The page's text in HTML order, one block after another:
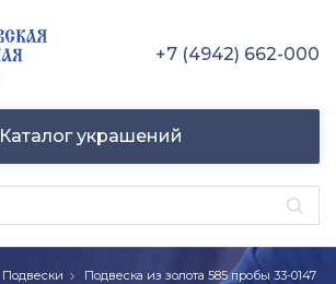
+7 (4942) 662-000
Каталог украшений
Подвески Подвеска из золота 585 пробы 33-0147